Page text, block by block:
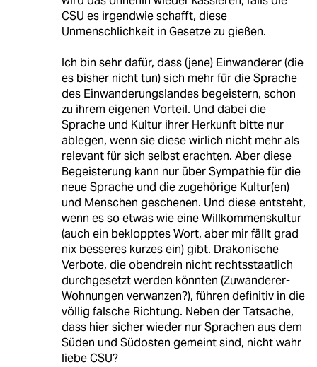
CSU es irgendwie schafft, diese
Unmenschlichkeit in Gesetze zu gießen.
Ich bin sehr dafür, dass (jene) Einwanderer (die
es bisher nicht tun) sich mehr für die Sprache
des Einwanderungslandes begeistern, schon
zu ihrem eigenen Vorteil. Und dabei die
Sprache und Kultur ihrer Herkunft bitte nur
ablegen, wenn sie diese wirlich nicht mehr als
relevant für sich selbst erachten. Aber diese
Begeisterung kann nur über Sympathie für die
neue Sprache und die zugehörige Kultur(en)
und Menschen geschenen. Und diese entsteht,
wenn es so etwas wie eine Willkommenskultur
(auch ein beklopptes Wort, aber mir fällt grad
nix besseres kurzes ein) gibt. Drakonische
Verbote, die obendrein nicht rechtsstaatlich
durchgesetzt werden könnten (Zuwanderer-
Wohnungen verwanzen?), führen definitiv in die
völlig falsche Richtung. Neben der Tatsache,
dass hier sicher wieder nur Sprachen aus dem
Süden und Südosten gemeint sind, nicht wahr
liebe CSU?